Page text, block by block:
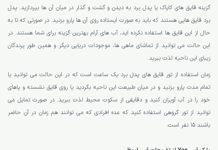
گزینه قایق های کایاک یا پدل برد به دیدن و گشت و گذار در میان آن ها بپردازید. پدل
برد قایق هایی هستند که باید به صورت ایستاده روی آن ها پارو بزنید. در صورتی که تا به
حال از این قایق ها استفاده نکرده اید، آب های آرام بهترین گزینه برای شما هستند. در
این حالت می توانید از تماشای ماهی ها، موجودات دریایی دیگر و همین طور پرندگان
زیبای این ناحیه لذت ببرید.
زمان استفاده از تور قایق های پدل برد یک ساعت است که در این حالت می توانید یا
تمام مدت پارو بزنید و در میان طبیعت این ناحیه بگردید یا روی قایق نشسته و پاهای
خود را در آب آویزان کنید و دقایقی از سکوت محیط لذت ببرید. در صورت تمایل می
توانید از تور گروهی استفاده کنید که عده افرادی که می توانند هم زمان در آن حاضر
باشند 15 نفر است.